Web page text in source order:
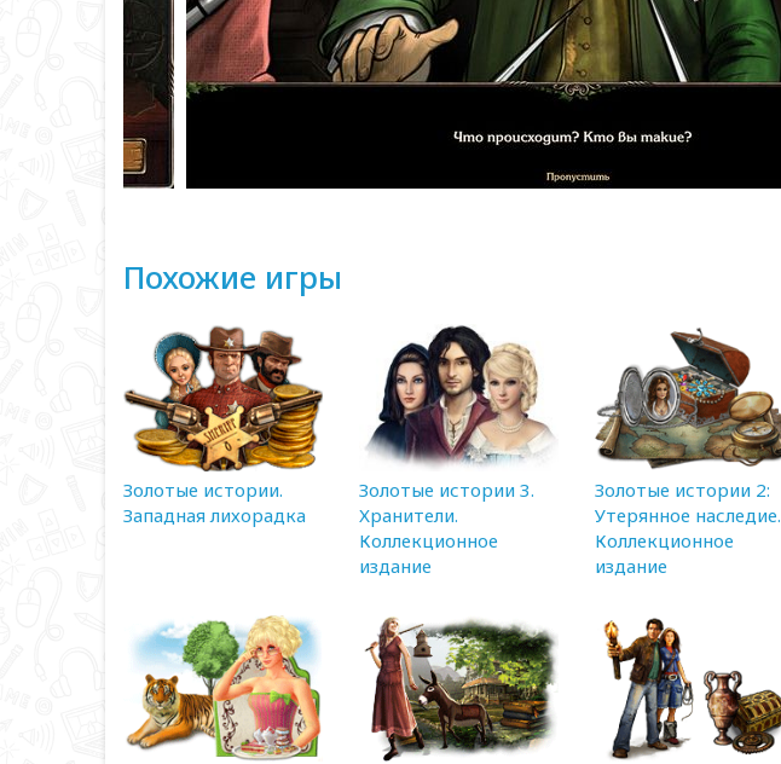
Похожие игры
Золотые истории.
Западная лихорадка
Золотые истории 3.
Хранители.
Коллекционное
издание
Золотые истории 2:
Утерянное наследие.
Коллекционное
издание